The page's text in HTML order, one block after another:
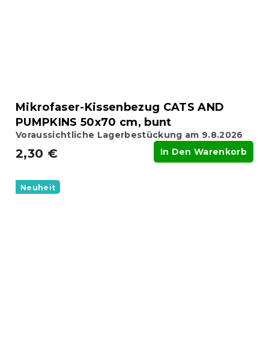
Mikrofaser-Kissenbezug CATS AND
PUMPKINS 50x70 cm, bunt
Voraussichtliche Lagerbestückung am 9.8.2026
2,30 € In Den Warenkorb
Neuheit